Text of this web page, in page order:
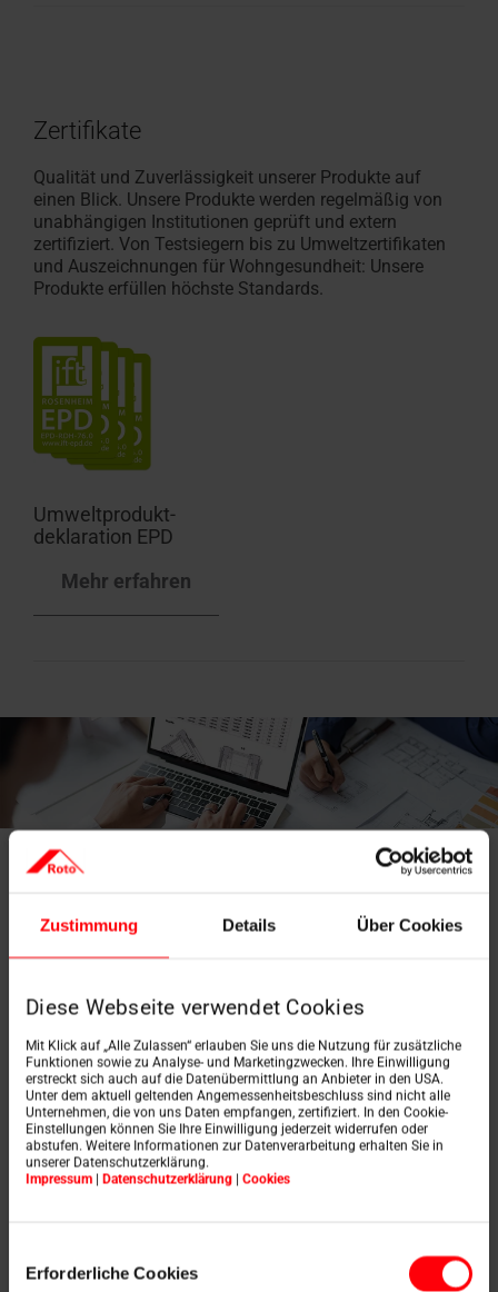
Zustimmung Details Über Cookies
Diese Webseite verwendet Cookies
Mit Klick auf „Alle Zulassen“ erlauben Sie uns die Nutzung für zusätzliche
Funktionen sowie zu Analyse- und Marketingzwecken. Ihre Einwilligung
erstreckt sich auch auf die Datenübermittlung an Anbieter in den USA.
Unter dem aktuell geltenden Angemessenheitsbeschluss sind nicht alle
Unternehmen, die von uns Daten empfangen, zertifiziert. In den Cookie-
Einstellungen können Sie Ihre Einwilligung jederzeit widerrufen oder
abstufen. Weitere Informationen zur Datenverarbeitung erhalten Sie in
unserer Datenschutzerklärung.
Impressum | Datenschutzerklärung | Cookies
Erforderliche Cookies
Zertifikate
Qualität und Zuverlässigkeit unserer Produkte auf
einen Blick. Unsere Produkte werden regelmäßig von
unabhängigen Institutionen geprüft und extern
zertifiziert. Von Testsiegern bis zu Umweltzertifikaten
und Auszeichnungen für Wohngesundheit: Unsere
Produkte erfüllen höchste Standards.
Umweltprodukt­
deklaration EPD
Mehr erfahren
Technische Daten
vom RotoQ Tronic
Schwingfenster Q4
Bedienart